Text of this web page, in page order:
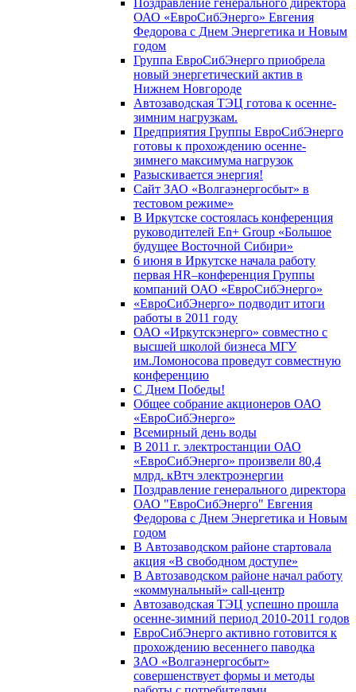
Поздравление генерального директора
ОАО «ЕвроСибЭнерго» Евгения
Федорова с Днем Энергетика и Новым
годом
Группа ЕвроСибЭнерго приобрела
новый энергетический актив в
Нижнем Новгороде
Автозаводская ТЭЦ готова к осенне-
зимним нагрузкам.
Предприятия Группы ЕвроСибЭнерго
готовы к прохождению осенне-
зимнего максимума нагрузок
Разыскивается энергия!
Сайт ЗАО «Волгаэнергосбыт» в
тестовом режиме»
В Иркутске состоялась конференция
руководителей En+ Group «Большое
будущее Восточной Сибири»
6 июня в Иркутске начала работу
первая HR–конференция Группы
компаний ОАО «ЕвроСибЭнерго»
«ЕвроСибЭнерго» подводит итоги
работы в 2011 году
ОАО «Иркутскэнерго» совместно с
высшей школой бизнеса МГУ
им.Ломоносова проведут совместную
конференцию
С Днем Победы!
Общее собрание акционеров ОАО
«ЕвроСибЭнерго»
Всемирный день воды
В 2011 г. электростанции ОАО
«ЕвроСибЭнерго» произвели 80,4
млрд. кВтч электроэнергии
Поздравление генерального директора
ОАО "ЕвроСибЭнерго" Евгения
Федорова с Днем Энергетика и Новым
годом
В Автозаводском районе стартовала
акция «В свободном доступе»
В Автозаводском районе начал работу
«коммунальный» call-центр
Автозаводская ТЭЦ успешно прошла
осенне-зимний период 2010-2011 годов
ЕвроСибЭнерго активно готовится к
прохождению весеннего паводка
ЗАО «Волгаэнергосбыт»
совершенствует формы и методы